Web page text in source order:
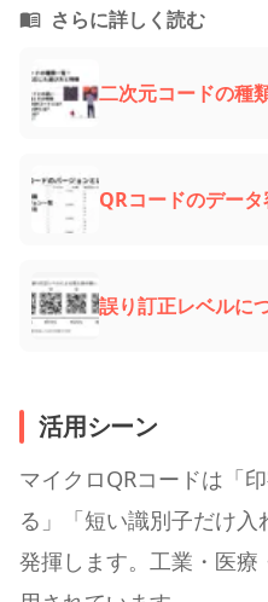
さらに詳しく読む
二次元コードの種
QRコードのデー
誤り訂正レベルに
活用シーン
マイクロQRコードは「
る」「短い識別子だけ
発揮します。工業・医